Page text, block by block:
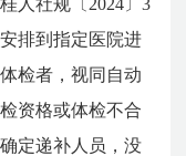
排到指定医院进
检者，视同自动
资格或体检不合
定递补人员，没